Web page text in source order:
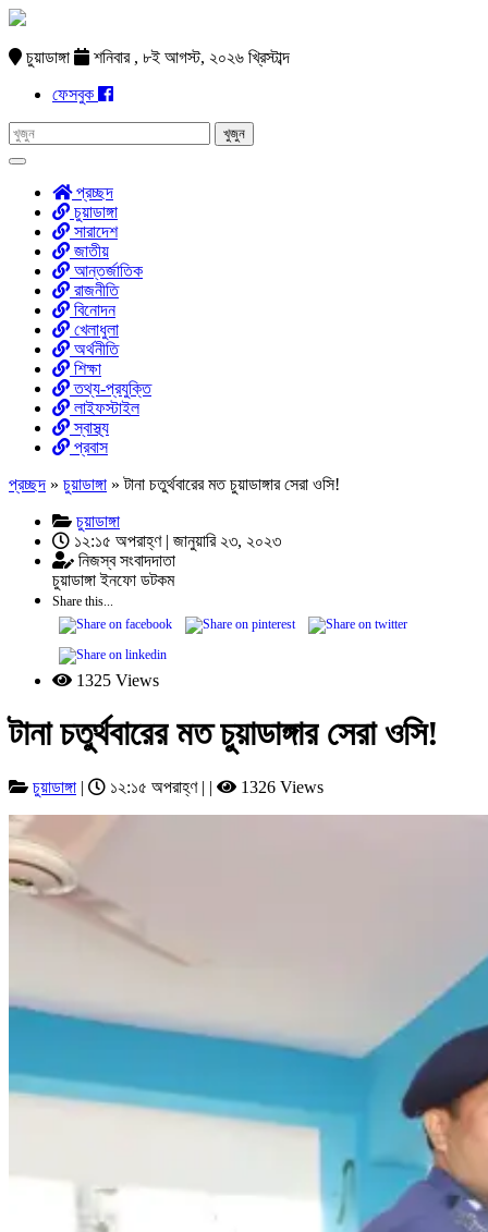
চুয়াডাঙ্গা
শনিবার , ৮ই আগস্ট, ২০২৬ খ্রিস্টাব্দ
ফেসবুক
প্রচ্ছদ
চুয়াডাঙ্গা
সারাদেশ
জাতীয়
আন্তর্জাতিক
রাজনীতি
বিনোদন
খেলাধুলা
অর্থনীতি
শিক্ষা
তথ্য-প্রযুক্তি
লাইফস্টাইল
স্বাস্থ্য
প্রবাস
প্রচ্ছদ » চুয়াডাঙ্গা »টানা চতুর্থবারের মত চুয়াডাঙ্গার সেরা ওসি!
চুয়াডাঙ্গা
১২:১৫ অপরাহ্ণ | জানুয়ারি ২৩, ২০২৩
নিজস্ব সংবাদদাতা
চুয়াডাঙ্গা ইনফো ডটকম
Share this...
1325 Views
টানা চতুর্থবারের মত চুয়াডাঙ্গার সেরা ওসি!
চুয়াডাঙ্গা | ১২:১৫ অপরাহ্ণ | | 1326 Views